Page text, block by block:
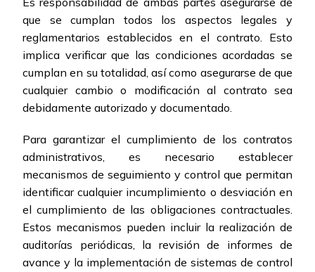
que se cumplan todos los aspectos legales y
reglamentarios establecidos en el contrato. Esto
implica verificar que las condiciones acordadas se
cumplan en su totalidad, así como asegurarse de que
cualquier cambio o modificación al contrato sea
debidamente autorizado y documentado.
Para garantizar el cumplimiento de los contratos
administrativos, es necesario establecer
mecanismos de seguimiento y control que permitan
identificar cualquier incumplimiento o desviación en
el cumplimiento de las obligaciones contractuales.
Estos mecanismos pueden incluir la realización de
auditorías periódicas, la revisión de informes de
avance y la implementación de sistemas de control